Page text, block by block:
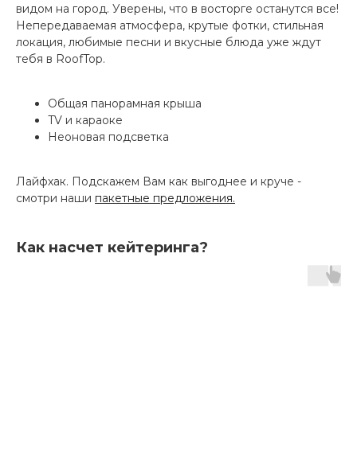
видом на город. Уверены, что в восторге останутся все!
Непередаваемая атмосфера, крутые фотки, стильная
локация, любимые песни и вкусные блюда уже ждут
тебя в RoofTop.
Общая панорамная крыша
TV и караоке
Неоновая подсветка
Лайфхак. Подскажем Вам как выгоднее и круче -
смотри наши пакетные предложения.
Как насчет кейтеринга?